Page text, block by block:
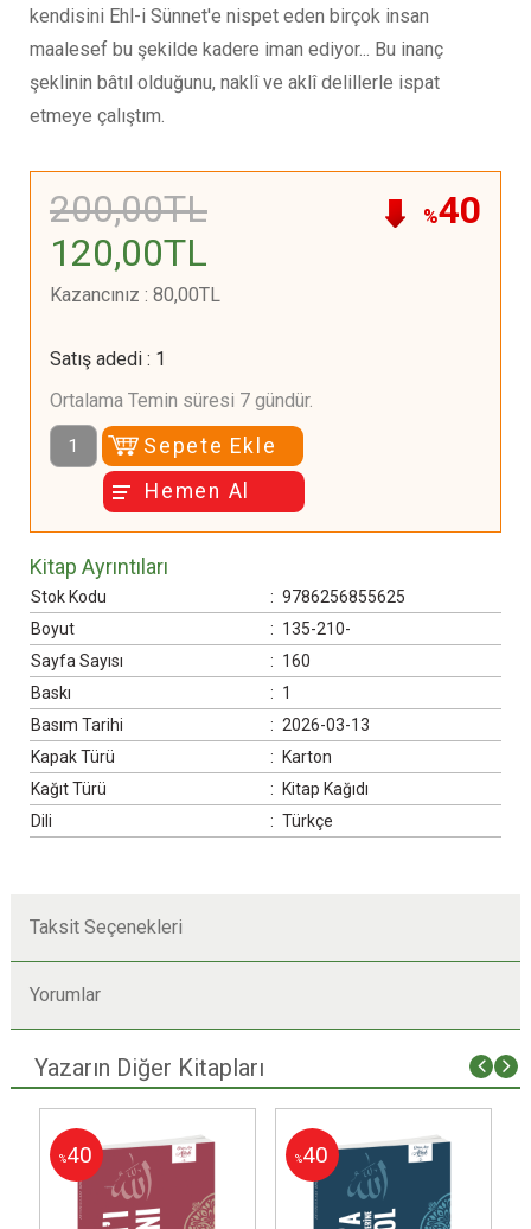
kendisini Ehl-i Sünnet'e nispet eden birçok insan
maalesef bu şekilde kadere iman ediyor... Bu inanç
şeklinin bâtıl olduğunu, naklî ve aklî delillerle ispat
etmeye çalıştım.
%40
200,00TL
120,00TL
Kazancınız : 80,00TL
Satış adedi: 1
Ortalama Temin süresi 7 gündür.
Sepete Ekle
Hemen Al
Kitap Ayrıntıları
Stok Kodu : 9786256855625
Boyut
: 135-210-
Sayfa Sayısı
: 160
Baskı
: 1
Basım Tarihi
: 2026-03-13
Kapak Türü
:
Karton
Kağıt Türü
:
Kitap Kağıdı
Dili
: Türkçe
Taksit Seçenekleri
Yorumlar
Yazarın Diğer Kitapları
%40 %40